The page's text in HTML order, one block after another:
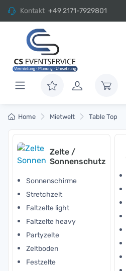
Kontakt +49 2171-7929801
Home Mietwelt Table Top
Zelte /
Sonnenschutz
Sonnenschirme
Stretchzelt
Faltzelte light
Faltzelte heavy
Partyzelte
Zeltboden
Festzelte